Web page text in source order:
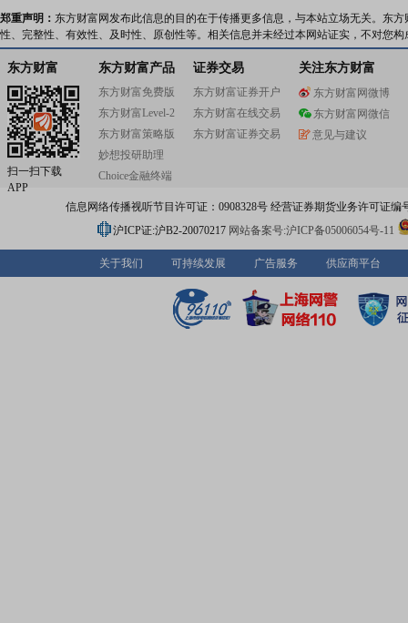
郑重声明： 东方财富网发布此信息的目的在于传播更多信息，与本站立场无关。东
性、完整性、有效性、及时性、原创性等。相关信息并未经过本网站证实，不对您
东方财富
扫一扫下载
APP
东方财富产品
东方财富免费版
东方财富Level-2
东方财富策略版
妙想投研助理
Choice金融终端
证券交易
东方财富证券开户
东方财富在线交易
东方财富证券交易
关注东方财富
东方财富网微博
东方财富网微信
意见与建议
信息网络传播视听节目许可证：0908328号 经营证券期货业务许可证编
沪ICP证:沪B2-20070217 网站备案号:沪ICP备05006054号-11
关于我们 可持续发展 广告服务 供应商平台